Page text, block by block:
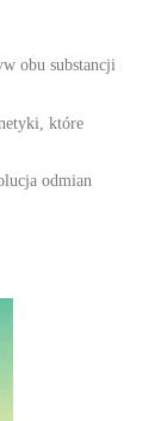
obu substancji
które
odmian